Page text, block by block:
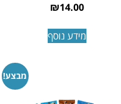
₪14.00
מידע נוסף
מבצע!